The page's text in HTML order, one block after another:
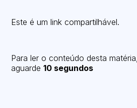
Este é um link compartilhável.
Para ler o conteúdo desta matéria,
aguarde10 segundos